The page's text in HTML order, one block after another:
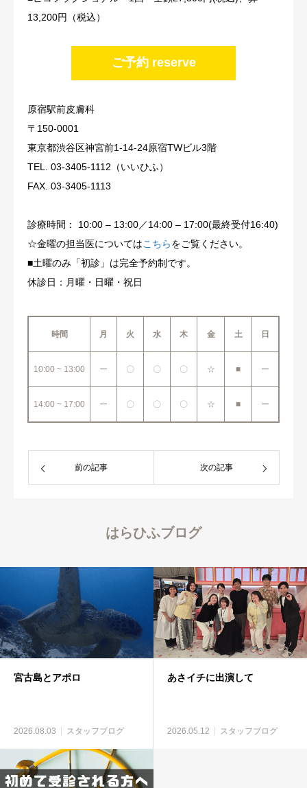
13,200円（税込）
ご予約 reserve
原宿駅前皮膚科
〒150-0001
東京都渋谷区神宮前1-14-24原宿TWビル3階
TEL. 03-3405-1112（いいひふ）
FAX. 03-3405-1113
診療時間： 10:00 – 13:00／14:00 – 17:00(最終受付16:40)
☆金曜の担当医についてはこちらをご覧ください。
■土曜のみ「初診」は完全予約制です。
休診日：月曜・日曜・祝日
時間 月 火 水 木 金 土 日
10:00 ~ 13:00 ー 〇 〇 〇 ☆ ■ ー
14:00 ~ 17:00 ー 〇 〇 〇 ☆ ■ ー
前の記事 次の記事
はらひふブログ
宮古島とアポロ
2026.08.03 スタッフブログ
あさイチに出演して
2026.05.12 スタッフブログ